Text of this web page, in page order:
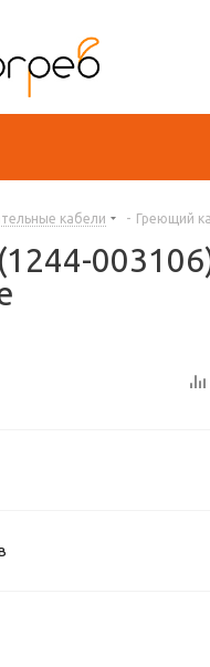
кабели - Греющий